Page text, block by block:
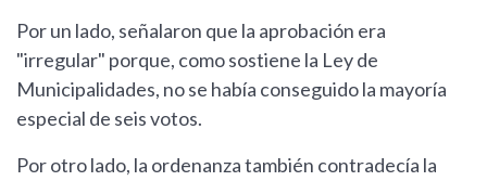
Por un lado, señalaron que la aprobación era
"irregular" porque, como sostiene la Ley de
Municipalidades, no se había conseguido la mayoría
especial de seis votos.
Por otro lado, la ordenanza también contradecía la